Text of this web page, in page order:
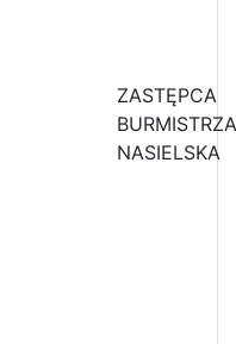
ZASTĘPCA
BURMISTRZA
NASIELSKA